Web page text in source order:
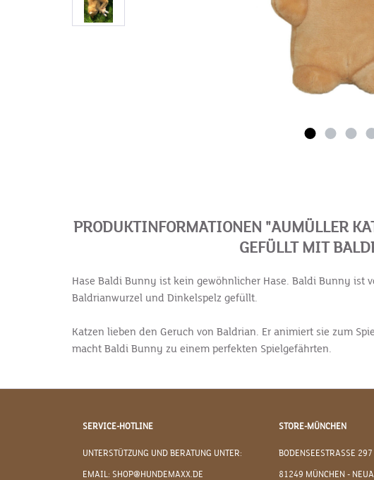
PRODUKTINFORMATIONEN "AUMÜLLER
GEFÜLLT MIT
Hase Baldi Bunny ist kein gewöhnlicher Hase. Baldi Bunny
Baldrianwurzel und Dinkelspelz gefüllt.
Katzen lieben den Geruch von Baldrian. Er animiert sie zum
macht Baldi Bunny zu einem perfekten Spielgefährten.
SERVICE-HOTLINE
UNTERSTÜTZUNG UND BERATUNG UNTER:
EMAIL: SHOP@HUNDEMAXX.DE
STORE-MÜNCHEN
BODENSEESTRASSE 297
81249 MÜNCHEN -